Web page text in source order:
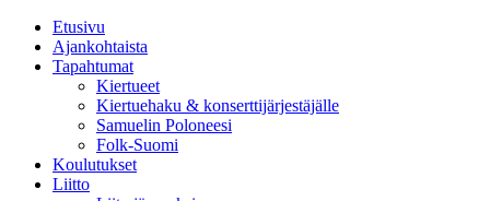
Etusivu
Ajankohtaista
Tapahtumat
Kiertueet
Kiertuehaku & konserttijärjestäjälle
Samuelin Poloneesi
Folk-Suomi
Koulutukset
Liitto